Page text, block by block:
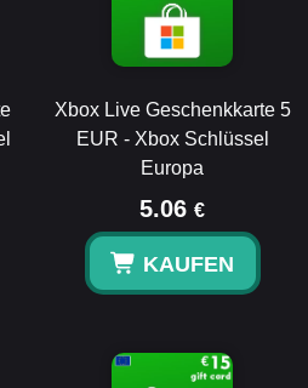
Xbox Live Geschenkkarte 5
EUR - Xbox Schlüssel
Europa
5.06 €
KAUFEN